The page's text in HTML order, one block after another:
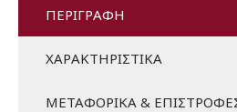
ΠΕΡΙΓΡΑΦΉ
ΧΑΡΑΚΤΗΡΙΣΤΙΚΆ
ΜΕΤΑΦΟΡΙΚΆ &